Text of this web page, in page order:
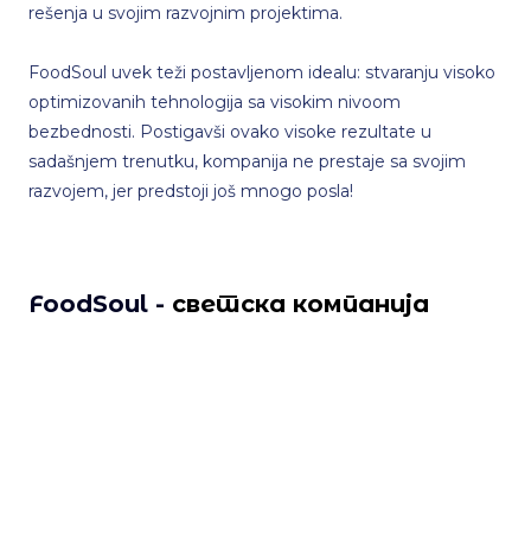
rešenja u svojim razvojnim projektima.
FoodSoul uvek teži postavljenom idealu: stvaranju visoko
optimizovanih tehnologija sa visokim nivoom
bezbednosti. Postigavši ovako visoke rezultate u
sadašnjem trenutku, kompanija ne prestaje sa svojim
razvojem, jer predstoji još mnogo posla!
FoodSoul - светска компанија